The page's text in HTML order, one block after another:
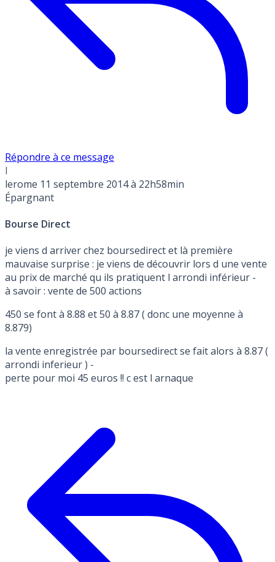
Répondre à ce message
l
lerome 11 septembre 2014 à 22h58min
Épargnant
Bourse Direct
je viens d arriver chez boursedirect et là première
mauvaise surprise : je viens de découvrir lors d une vente
au prix de marché qu ils pratiquent l arrondi inférieur -
à savoir : vente de 500 actions
450 se font à 8.88 et 50 à 8.87 ( donc une moyenne à
8.879)
la vente enregistrée par boursedirect se fait alors à 8.87 (
arrondi inferieur ) -
perte pour moi 45 euros !! c est l arnaque